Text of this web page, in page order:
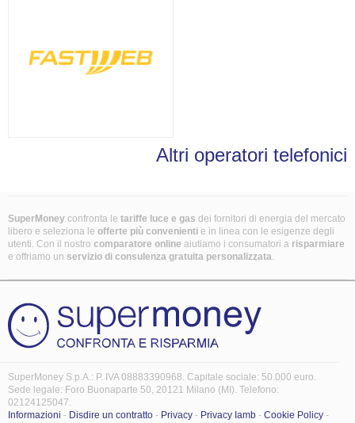
Altri operatori telefonici
SuperMoney confronta le tariffe luce e gas dei fornitori di energia del mercato
libero e seleziona le offerte più convenienti e in linea con le esigenze degli
utenti. Con il nostro comparatore online aiutiamo i consumatori a risparmiare
e offriamo un servizio di consulenza gratuita personalizzata.
SuperMoney S.p.A.: P. IVA 08883390968. Capitale sociale: 50.000 euro.
Sede legale: Foro Buonaparte 50, 20121 Milano (MI). Telefono:
02124125047.
Informazioni - Disdire un contratto - Privacy - Privacy Iamb - Cookie Policy -